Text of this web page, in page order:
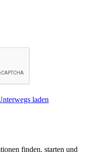
laden
finden, starten und